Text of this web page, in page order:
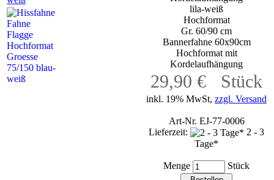
lila-weiß
Hochformat
Gr. 60/90 cm
Bannerfahne 60x90cm
Hochformat mit
Kordelaufhängung
29,90 € Stück
inkl. 19% MwSt, zzgl. Versand
Art-Nr. EJ-77-0006
Lieferzeit:
2 - 3
Tage*
Menge Stück